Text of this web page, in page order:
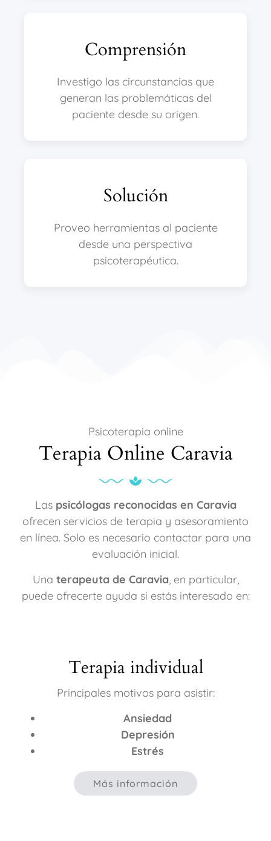
Comprensión
Investigo las circunstancias que
generan las problemáticas del
paciente desde su origen.
Solución
Proveo herramientas al paciente
desde una perspectiva
psicoterapéutica.
Psicoterapia online
Terapia Online Caravia
Las psicólogas reconocidas en Caravia
ofrecen servicios de terapia y asesoramiento
en línea. Solo es necesario contactar para una
evaluación inicial.
Una terapeuta de Caravia, en particular,
puede ofrecerte ayuda si estás interesado en:
Terapia individual
Principales motivos para asistir:
Ansiedad
Depresión
Estrés
Más información